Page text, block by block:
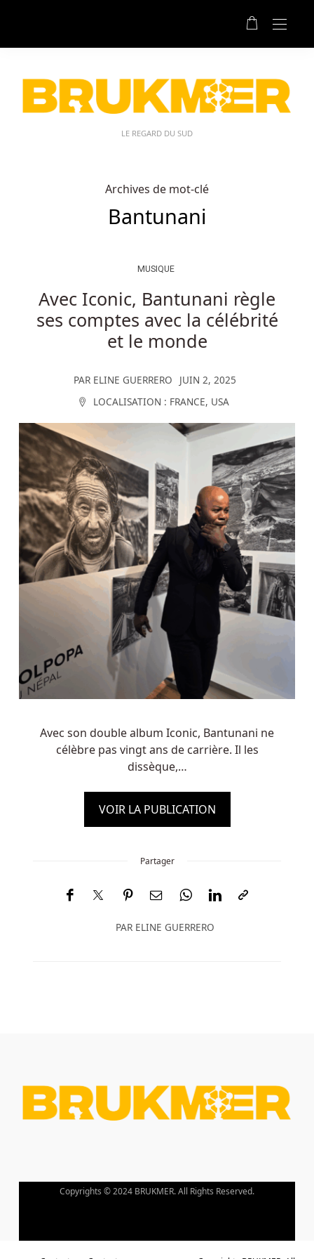
LE REGARD DU SUD
Archives de mot-clé
Bantunani
MUSIQUE
Avec Iconic, Bantunani règle
ses comptes avec la célébrité
et le monde
PAR ELINE GUERRERO
JUIN 2, 2025
LOCALISATION : FRANCE, USA
Avec son double album Iconic, Bantunani ne
célèbre pas vingt ans de carrière. Il les
dissèque,…
VOIR LA PUBLICATION
Partager
PAR ELINE GUERRERO
Copyrights © 2024 BRUKMER. All Rights Reserved.